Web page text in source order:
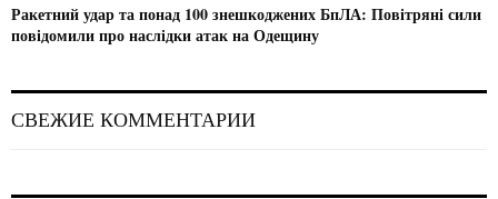
Ракетний удар та понад 100 знешкоджених БпЛА: Повітряні сили
повідомили про наслідки атак на Одещину
СВЕЖИЕ КОММЕНТАРИИ